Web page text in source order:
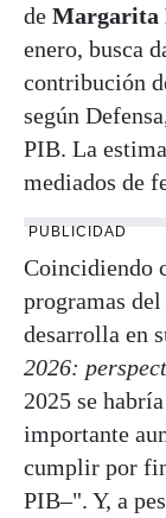
de Margarita
enero, busca
contribución
según
PIB. La
mediados de
PUBLICIDAD
Coincidiendo
programas
desarrolla en
2026:
2025 se
importante
cumplir por
PIB–". Y, a